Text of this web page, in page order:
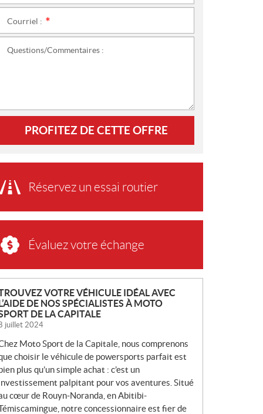
Courriel :
Questions/Commentaires :
PROFITEZ DE CETTE OFFRE
Réservez un essai routier
Évaluez votre échange
V
VOTRE VÉHICULE IDÉAL AVEC
DE NOS SPÉCIALISTES À MOTO
DE LA CAPITALE
juillet 2024
Moto Sport de la Capitale, nous comprenons
choisir le véhicule de powersports parfait est
plus qu’un simple achat : c’est un
palpitant pour vos aventures. Situé
cœur de Rouyn-Noranda, en Abitibi-
notre concessionnaire est fier de